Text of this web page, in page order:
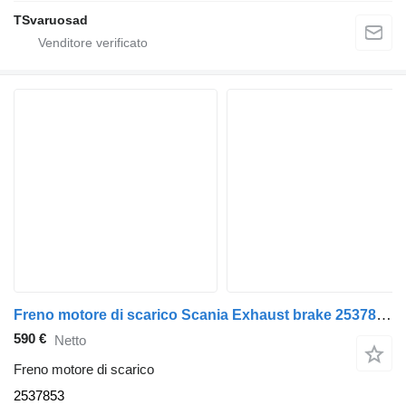
TSvaruosad
Freno motore di scarico Scania Exhaust brake 2537853 per camion Scania
590 € Netto
Freno motore di scarico
2537853